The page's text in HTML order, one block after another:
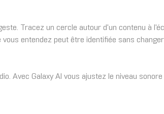
Tracez un cercle autour d'un contenu à
entendez peut être identifiée sans changer
Avec Galaxy AI vous ajustez le niveau